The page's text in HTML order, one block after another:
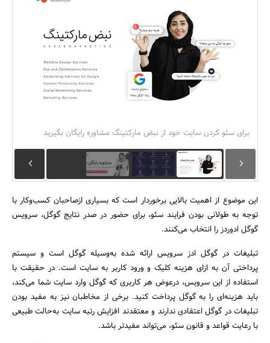
مسکن و ساختمان
برای سئو کردن سایت خود از نبض مارکتینگ مشاوره رایگان بگیرید
این موضوع از اهمیت بالایی برخوردار است که بسیاری ازصاحبان کسب‌وکار با
توجه به طولانی بودن فرایند سئو، برای حضور در صدر نتایج گوگل، سرویس
گوگل ادوردز را انتخاب می‌کنند.
تبلیغات در گوگل ادز سرویس ارائه شده به‌وسیله گوگل است و سیستم
پرداختی آن به ازای هزینه کلیک و ورود کاربر به سایت است. در حقیقت با
استفاده از این سرویس، در‌عوض هر کاربری که گوگل وارد سایت شما می‌کند،
باید هزینه‌ای را به گوگل پرداخت کنید. برخی از مخاطبان نیز به مفید بودن
تبلیغات در گوگل اعتقادی ندارند و معتقدند افزایش رتبه سایت به‌حالت طبیعی
با رعایت قواعد و قانون سئو، می‌تواند مفید‌تر باشد.